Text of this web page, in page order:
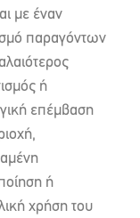
με έναν
παραγόντων
ή
επέμβαση
ή
χρήση του